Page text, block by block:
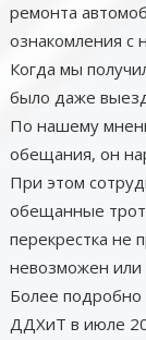
ремонта
ознакомления с
Когда мы
было даже
По нашему
обещания, он
При этом
обещанные
перекрестка не
невозможен или
Более
ДДХиТ в июле